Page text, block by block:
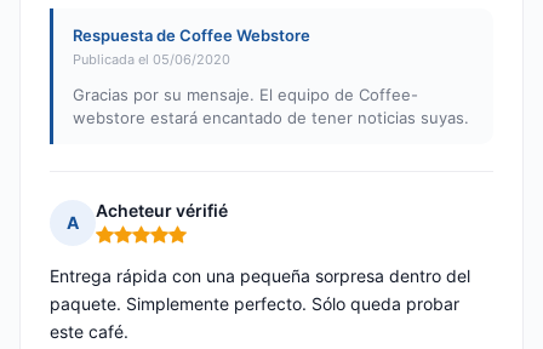
Respuesta de Coffee Webstore
Publicada el 05/06/2020
Gracias por su mensaje. El equipo de Coffee-
webstore estará encantado de tener noticias suyas.
A
Acheteur vérifié
Nota: 5 de 5
Entrega rápida con una pequeña sorpresa dentro del
paquete. Simplemente perfecto. Sólo queda probar
este café.